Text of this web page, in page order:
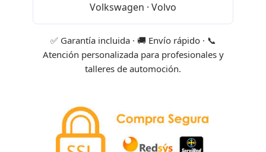
Volkswagen · Volvo
✅ Garantía incluida · 🚚 Envío rápido · 📞
Atención personalizada para profesionales y
talleres de automoción.